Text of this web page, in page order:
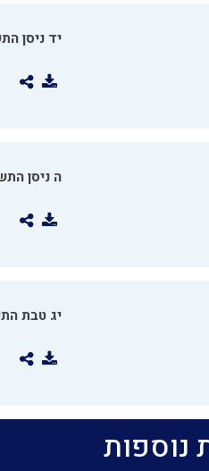
יד ניסן
ה ניסן
יג טבת
נוספות